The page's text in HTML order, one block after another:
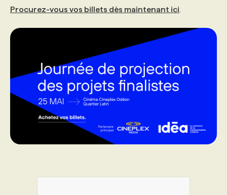
Procurez-vous vos billets dès maintenant ici